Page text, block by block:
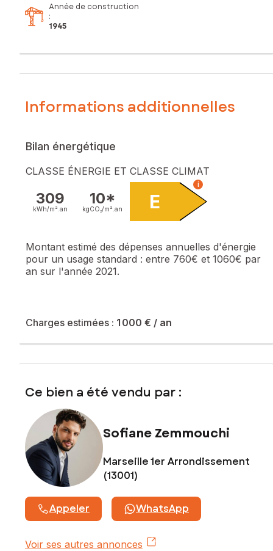
Année de construction
:
1945
Informations additionnelles
Bilan énergétique
CLASSE ÉNERGIE ET CLASSE CLIMAT
309
kWh/m². an
10*
kgCO₂/m². an E
i
Montant estimé des dépenses annuelles d'énergie
pour un usage standard : entre 760€ et 1060€ par
an sur l'année 2021.
Charges estimées : 1 000 € / an
Ce bien a été vendu par :
Sofiane Zemmouchi
Marseille 1er Arrondissement
(13001)
Appeler WhatsApp
Voir ses autres annonces